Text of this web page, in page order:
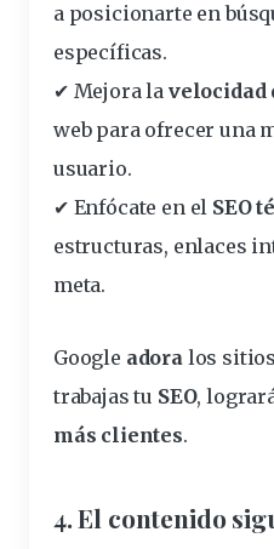
a posicionarte en
específicas.
✔ Mejora la velocidad
web paraofrecer una
usuario.
✔ Enfócate en el SEO
estructuras, enlaces
meta.
Google adoralos
trabajas tu SEO,
más clientes.
4. El contenido